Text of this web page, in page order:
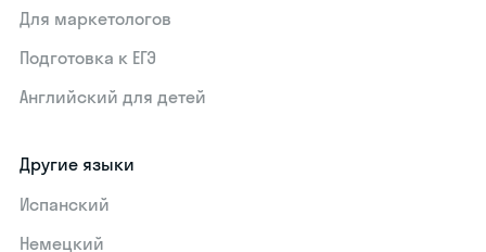
Для маркетологов
Подготовка к ЕГЭ
Английский для детей
Другие языки
Испанский
Немецкий